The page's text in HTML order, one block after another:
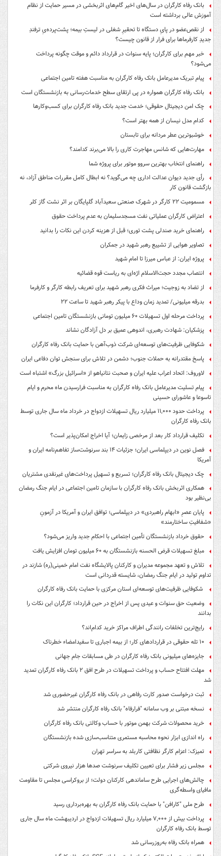
بانک رفاه کارگران در سال‌های اخیر گام‌های اثربخشی در مسیر حمایت از نظام
آموزش عالی برداشته است
از نقص‌عضو در پایِ دستگاه تا تحقیرِ شغلی در لیستِ بیمه؛ پشت‌پرده‌یِ ترفندِ
جدیدِ کارفرماها برای فرار از قانون چیست؟
خبر مهم برای کارگران؛ پایه سنوات در قرارداد دائم و موقت چگونه پرداخت
می‌شود؟
پیام تبریک مدیرعامل بانک رفاه کارگران به مناسبت هفته تامین اجتماعی
بانک رفاه کارگران همواره در پی ارتقای سطح خدمات‌رسانی به بازنشستگان است
چک امن دیجیتال حقوقی؛ خدمت جدید بانک رفاه کارگران برای کسب‌وکارها
کدام مدل نیسان از همه بهتر است؟
خوشبوترین عطر مردانه برای تابستان
مهارت‌هایی که شانس مهاجرت کاری را بالا می‌برند کدامند؟
راهنمای انتخاب بهترین سروو موتور برای پروژه شما
رأی جدید دیوان عدالت اداری چه می‌گوید؟ نه ابطال کامل مقررات مناطق آزاد، نه
بازگشت قانون کار
مسمومیت ۲۲ کارگر در شهرک صنعتی سعیدآباد گلپایگان بر اثر نشت گاز کلر
اعتراض کارگران عملیاتی نفت مسجدسلیمان به عدم پرداخت حقوق
راهنمای خرید صندلی پشت توری؛ قبل از هزینه کردن این نکات را بدانید
تصاویر هوایی از تشییع رهبر شهید در جمکران
پروژه ایران: از عباس میرزا تا امام شهید
انتصاب مجدد حجت‌الاسلام اژه‌ای به ریاست قوه‌ قضائیه
از تضاد به زوجیت؛ میراث فکری رهبر شهید برای تعریف رابطه کارگر و کارفرما
بدرقه میلیونی/ تمدید زمان وداع با پیکر رهبر شهید تا ساعت ۲۲
پرداخت مرحله اول تسهیلات ۶۰ میلیون تومانی بازنشستگان تامین اجتماعی
پزشکیان: شهادت رهبری، اندوهی عمیق بر دل آزادگان نشاند
شکوفایی ظرفیت‌های توسعه‌ای شرکت ذوب‌آهن با حمایت‌ بانک رفاه کارگران
پاسخ مقتدرانه به حملات جنوب؛ دشمن در تلاش برای سنجش توان دفاعی ایران
لاوروف: اتحاد اعراب علیه ایران و صحبت نتانیاهو از «اسرائیل بزرگ» اشتباه است
پیام تسلیت مدیرعامل بانک رفاه کارگران به مناسبت فرارسیدن ماه محرم و ایام
تاسوعا و عاشورای حسینی
پرداخت حدود ۱۱,۰۰۰ میلیارد ریال تسهیلات ازدواج در خرداد ماه سال جاری توسط
بانک رفاه کارگران
تکلیف قرارداد کار بعد از مرخصی زایمان؛ آیا اخراج امکان‌پذیر است؟
فصل نوین در دیپلماسی ایران؛ جزئیات ۱۴ بند سرنوشت‌ساز تفاهم‌نامه ایران و
آمریکا
چک دیجیتال بانک رفاه کارگران؛ تسریع و تسهیل پرداخت‌های غیرنقدی مشتریان
همکاری اثربخش بانک رفاه کارگران با سازمان تامین اجتماعی در ایام جنگ رمضان
بی‌نظیر بود
پایان عصرِ «ابهام راهبردی» در دیپلماسی؛ توافق ایران و آمریکا در آزمونِ
«شفافیتِ ساختارمند»
حقوق خرداد بازنشستگان تأمین اجتماعی با احکام جدید واریز می‌شود؟
مبلغ تسهیلات قرض الحسنه بازنشستگان به ۶۰ میلیون تومان افزایش یافت
تلاش و تعهد مجموعه مدیران و کارکنان پالایشگاه نفت امام خمینی(ره) شازند در
تداوم تولید در ایام جنگ رمضان، شایسته قدردانی است
شکوفایی ظرفیت‌های توسعه‌ای استان مرکزی با حمایت بانک رفاه کارگران
وضعیت حق سنوات و عیدی پس از اخراج در حین قرارداد؛ کارگران این نکات را
بدانند
رایج‌ترین تخلفات رانندگی اطراف مراکز خرید کدام‌اند؟
۱۰ تله حقوقی در قراردادهای کار؛ از بیمه اجباری تا سفیدامضاء خطرناک
جایزه‌های میلیونی بانک رفاه کارگران در طی مسابقات جام جهانی
مهلت افتتاح حساب و پرداخت تسهیلات در طرح افق ۲ بانک رفاه کارگران تمدید
شد
ثبت درخواست صدور کارت رفاهی در بانک رفاه کارگران غیرحضوری شد
نسخه مبتنی بر وب سامانه "فرارفاه" بانک رفاه کارگران منتشر شد
خرید محصولات شرکت بهمن موتور با حساب وکالتی بانک رفاه کارگران
راه اندازی ابزار نحوه محاسبه مستمری متناسب‌سازی شده بازنشستگان
تمیزک: اعزام کارگر نظافتی کاربلد به سراسر تهران
مجلس زیر فشار برای تعیین تکلیف سرنوشت صدها هزار نیروی شرکتی
چالش‌های اجرایی طرح ساماندهی کارکنان دولت؛ از بروکراسی مجلس تا مقاومت
مافیای واسطه‌گری
طرح ملی "کارافن" با حمایت بانک رفاه کارگران به بهره‌برداری رسید
پرداخت بیش از ۷,۰۰۰ میلیارد ریال تسهیلات ازدواج در اردیبهشت ماه سال جاری
توسط بانک رفاه کارگران
همراه بانک رفاه به‌روزرسانی شد